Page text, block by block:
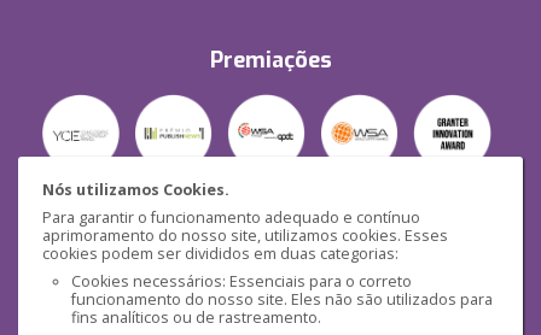
Nós utilizamos Cookies.
Para garantir o funcionamento adequado e contínuo
aprimoramento do nosso site, utilizamos cookies. Esses
cookies podem ser divididos em duas categorias:
Cookies necessários: Essenciais para o correto
funcionamento do nosso site. Eles não são utilizados para
fins analíticos ou de rastreamento.
Premiações
Segurança